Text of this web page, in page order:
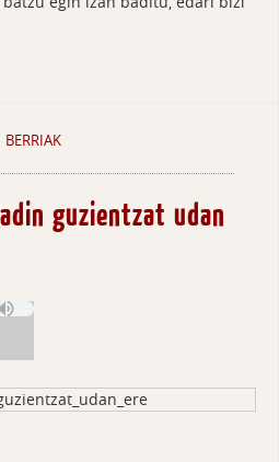
BERRIAK
guzientzat udan